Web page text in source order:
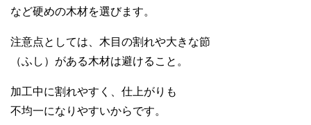
など硬めの木材を選びます。
注意点としては、木目の割れや大きな節
（ふし）がある木材は避けること。
加工中に割れやすく、仕上がりも
不均一になりやすいからです。